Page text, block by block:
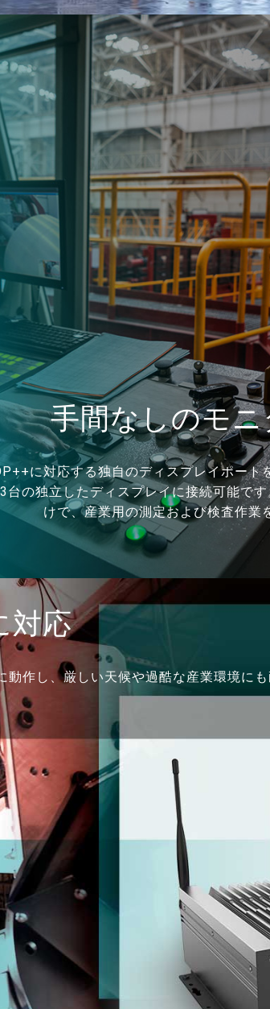
手間なしのモ
に対応する独自のディスプレイポート
台の独立したディスプレイに接続可能で
けで、産業用の測定および検査作業
対応
作し、厳しい天候や過酷な産業環境にも